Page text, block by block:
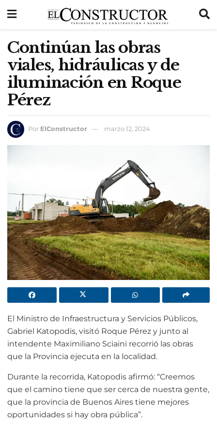
Continúan las obras
viales, hidráulicas y de
iluminación en Roque
Pérez
Por ElConstructor marzo 12, 2024
El Ministro de Infraestructura y Servicios Públicos,
Gabriel Katopodis, visitó Roque Pérez y junto al
intendente Maximiliano Sciaini recorrió las obras
que la Provincia ejecuta en la localidad.
Durante la recorrida, Katopodis afirmó: “Creemos
que el camino tiene que ser cerca de nuestra gente,
que la provincia de Buenos Aires tiene mejores
oportunidades si hay obra pública”.